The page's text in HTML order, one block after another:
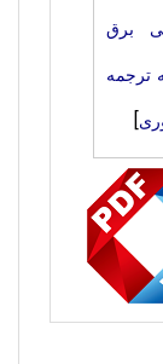
برق
ترجمه
]